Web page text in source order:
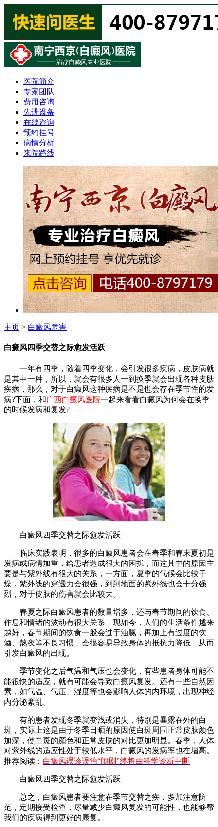
医院简介
专家团队
费用咨询
先进设备
在线咨询
预约挂号
病情分析
来院路线
主页 > 白癜风危害
白癜风四季交替之际愈发活跃
一年有四季，随着四季变化，会引发很多疾病，皮肤病就
是其中一种，所以，就会有很多人一到换季就会出现各种皮肤
疾病，那么，对于白癜风这种疾病是不是也会存在季节性的发
病?下面，和广西白癜风医院一起来看看白癜风为何会在换季
的时候发病和复发?
白癜风四季交替之际愈发活跃
临床实践表明，很多的白癜风患者会在春季和春末夏初是
发病或病情加重，给患者造成很大的困扰，而这其中的原因主
要是与紫外线有很大的关系，一方面，夏季的气候会比较干
燥，紫外线的穿透力会很强，到到地面的紫外线也会十分强
烈，对于皮肤的伤害就会比较大。
春夏之际白癜风患者的数量增多，还与春节期间的饮食、
作息和情绪的波动有很大关系，现如今，人们的生活条件越来
越好，春节期间的饮食一般会过于油腻，再加上有过度的饮
酒、熬夜等不良习惯，会很容易导致身体的抵抗力降低，从而
引发白癜风的出现。
季节变化之后气温和气压也会变化，有些患者身体可能不
能很快的适应，就有可能会导致白癜风复发。还有一些自然因
素，如气温、气压、湿度等也会影响人体的内环境，出现神经
内分泌紊乱。
有的患者发现冬季就变浅或消失，特别是暴露在外的白
斑，实际上这是由于冬季日晒的原因使白斑周围正常皮肤颜色
加深，使白斑的颜色和正常皮肤的对比更加明显。春季，人体
对紫外线的适应性处于较低水平，白癜风的发病率也在增高。
推荐阅读： 白癜风误诊误治“闹剧”终将由科学诊断中断
白癜风四季交替之际愈发活跃
总之，白癜风患者要注意在季节交替之疾，多加注意防
范，定期接受检查，尽量减少白癜风复发的可能性，也能够帮
我们的疾病得到更好的康复。